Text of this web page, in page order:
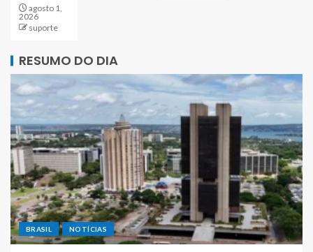
agosto 1,
2026
suporte
RESUMO DO DIA
BRASIL NOTÍCIAS